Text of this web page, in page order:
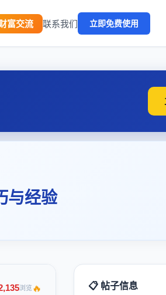
富交流 联系我们 立即免费使用
与经验
浏览🔥 📋 帖子信息